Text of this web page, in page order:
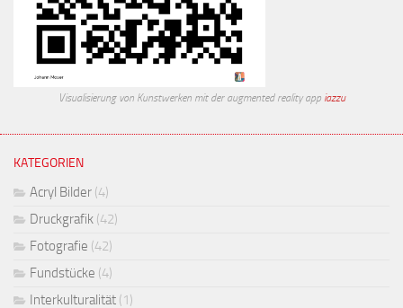
Visualisierung von Kunstwerken mit der augmented reality app iazzu
KATEGORIEN
Acryl Bilder (4)
Druckgrafik (42)
Fotografie (42)
Fundstücke (4)
Interkulturalität (1)